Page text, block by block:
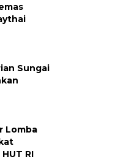
Sungai
Lomba
RI